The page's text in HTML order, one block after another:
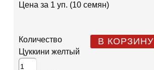
Цена за 1 уп. (10 семян)
Количество
Цуккини желтый
В КОРЗИНУ